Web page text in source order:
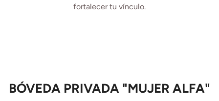
fortalecer tu vínculo.
BÓVEDA PRIVADA "MUJER ALFA"